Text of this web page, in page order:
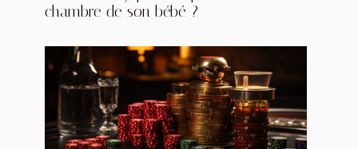
chambre de son bébé ?